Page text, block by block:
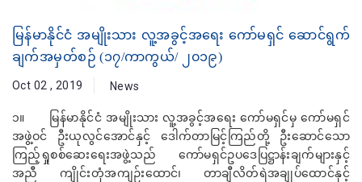
မြန်မာနိုင်ငံ အမျိုးသား လူ့အခွင့်အရေး ကော်မရှင် ဆောင်ရွက်
ချက်အမှတ်စဉ် (၁၇/ကာကွယ်/ ၂၀၁၉)
Oct 02 , 2019 News
၁။ မြန်မာနိုင်ငံ အမျိုးသား လူ့အခွင့်အရေး ကော်မရှင်မှ ကော်မရှင်
အဖွဲ့ဝင် ဦးယုလွင်အောင်နှင့် ဒေါက်တာမြင့်ကြည်တို့ ဦးဆောင်သော
ကြည့်ရှုစစ်ဆေးရေးအဖွဲ့သည် ကော်မရှင်ဥပဒေပြဋ္ဌာန်းချက်များနှင့်
အညီ ကျိုင်းတုံအကျဉ်းထောင်၊ တာချီလိတ်ရဲအချုပ်ထောင်နှင့်